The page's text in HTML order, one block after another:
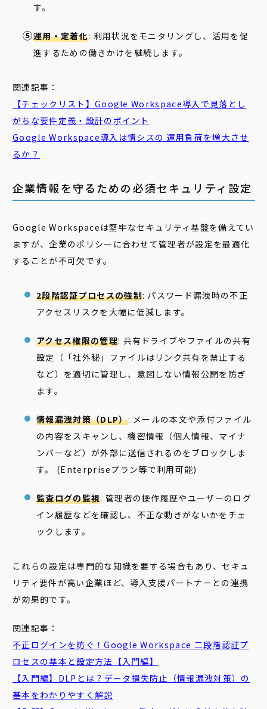
す。
運用・定着化: 利用状況をモニタリングし、活用を促
進するための働きかけを継続します。
関連記事：
【チェックリスト】Google Workspace導入で見落とし
がちな要件定義・設計のポイント
Google Workspace導入は情シスの 運用負荷を増大させ
るか？
企業情報を守るための必須セキュリティ設定
Google Workspaceは堅牢なセキュリティ基盤を備えてい
ますが、企業のポリシーに合わせて管理者が設定を最適化
することが不可欠です。
2段階認証プロセスの強制: パスワード漏洩時の不正
アクセスリスクを大幅に低減します。
アクセス権限の管理: 共有ドライブやファイルの共有
設定（「社外秘」ファイルはリンク共有を禁止する
など）を適切に管理し、意図しない情報公開を防ぎ
ます。
情報漏洩対策（DLP）: メールの本文や添付ファイル
の内容をスキャンし、機密情報（個人情報、マイナ
ンバーなど）が外部に送信されるのをブロックしま
す。 (Enterpriseプラン等で利用可能)
監査ログの監視: 管理者の操作履歴やユーザーのログ
イン履歴などを確認し、不正な動きがないかをチェ
ックします。
これらの設定は専門的な知識を要する場合もあり、セキュ
リティ要件が高い企業ほど、導入支援パートナーとの連携
が効果的です。
関連記事：
不正ログインを防ぐ！Google Workspace 二段階認証プ
ロセスの基本と設定方法【入門編】
【入門編】DLPとは？データ損失防止（情報漏洩対策）の
基本をわかりやすく解説